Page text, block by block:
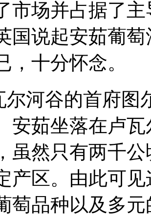
市场并占据了
国说起安茹葡萄
，十分怀念。
尔河谷的首府图
安茹坐落在卢
虽然只有两千
产区。由此可
萄品种以及多元